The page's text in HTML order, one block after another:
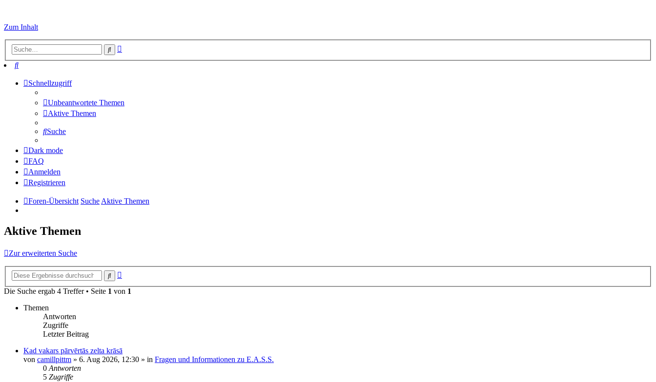
Zum Inhalt
Suche
Suche
Schnellzugriff
Unbeantwortete Themen
Aktive Themen
Suche
Dark mode
FAQ
Anmelden
Registrieren
Foren-Übersicht Suche Aktive Themen
Aktive Themen
Zur erweiterten Suche
Suche
Die Suche ergab 4 Treffer • Seite 1 von 1
Themen
Antworten
Zugriffe
Letzter Beitrag
Kad vakars pārvērtās zelta krāsā
von camillpittm » 6. Aug 2026, 12:30 » in Fragen und Informationen zu E.A.S.S.
0Antworten
5 Zugriffe